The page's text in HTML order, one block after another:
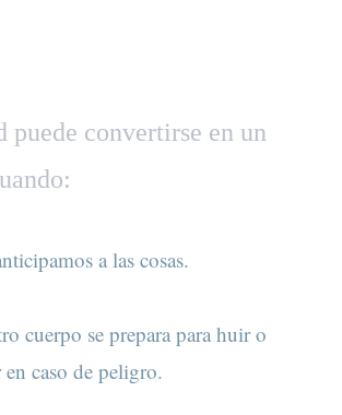
puede convertirse en un
a las cosas.
cuerpo se prepara para huir o
en caso de peligro.